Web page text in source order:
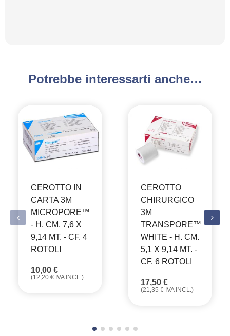
Potrebbe interessarti anche…
CEROTTO IN
CARTA 3M
MICROPORE™
- H. CM. 7,6 X
9,14 MT. - CF. 4
ROTOLI
10,00 €
(12,20 € IVA INCL.)
CEROTTO
CHIRURGICO
3M
TRANSPORE™
WHITE - H. CM.
5,1 X 9,14 MT. -
CF. 6 ROTOLI
17,50 €
(21,35 € IVA INCL.)